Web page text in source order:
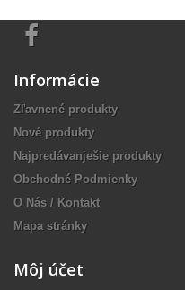
Informácie
Zľavnené produkty
Nové produkty
Najpredávanješie produkty
Obchodné Podmienky
O Nás / Kontakt
Mapa stránky
Môj účet